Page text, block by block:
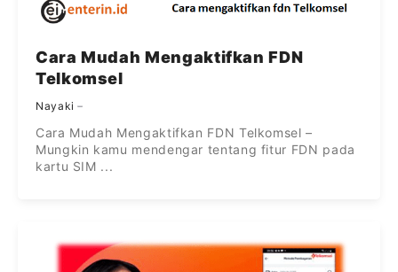
Cara Mudah Mengaktifkan FDN
Telkomsel
Nayaki
Cara Mudah Mengaktifkan FDN Telkomsel –
Mungkin kamu mendengar tentang fitur FDN pada
kartu SIM ...